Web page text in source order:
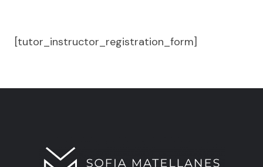
[tutor_instructor_registration_form]